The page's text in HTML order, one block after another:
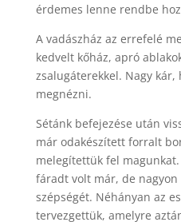
érdemes lenne rendbe
A vadászház az errefelé
kedvelt kőház, apró
zsalugáterekkel. Nagy
megnézni.
Sétánk befejezése után
már odakészített forralt
melegítettük fel
fáradt volt már, de
szépségét. Néhányan az
tervezgettük, amelyre